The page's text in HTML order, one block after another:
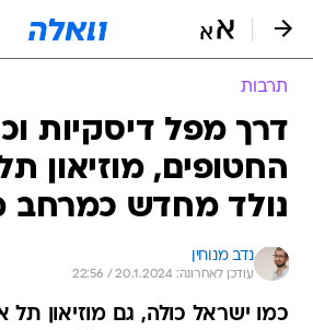
תרבות
דרך מפל דיסקיות
החטופים, מוזיאון
נולד מחדש כמרחב
נדב מנוחין
עודכן לאחרונה: 20.1.2024 / 22:56
כמו ישראל כולה, גם מוזיאון